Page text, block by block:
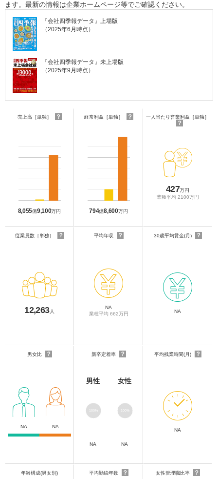
ます。最新の情報は企業ホームページ等でご確認ください。
『会社四季報データ』上場版
（2025年6月時点）
『会社四季報データ』未上場版
（2025年9月時点）
売上高［単独］ ？
8,055億9,100万円
経常利益［単独］ ？
794億8,600万円
一人当たり営業利益［単独］
？
427万円
業種平均 2100万円
従業員数［単独］ ？
12,263人
平均年収 ？
NA
業種平均 662万円
30歳平均賃金(月) ？
NA
男女比 ？
NA NA
新卒定着率 ？
男性
NA
女性
NA
平均残業時間(月) ？
NA
年齢構成(男女別) 平均勤続年数 ？ 女性管理職比率 ？